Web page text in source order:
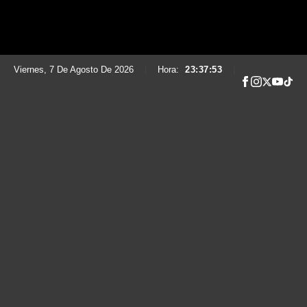
Viernes, 7 De Agosto De 2026 Hora: 23:37:54